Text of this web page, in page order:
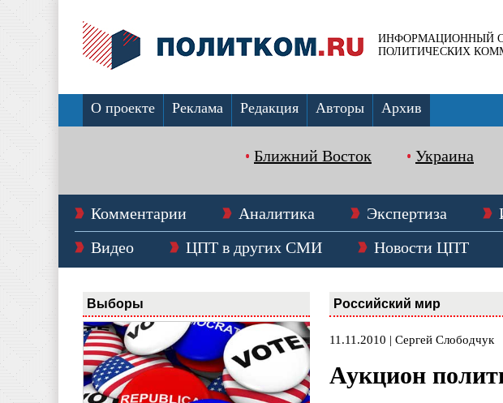
ИНФОРМАЦИОННЫЙ
ПОЛИТИЧЕСКИХ
О проекте Реклама Редакция Авторы Архив
Ближний Восток Украина
Комментарии Аналитика Экспертиза
Видео
ЦПТ в других СМИ Новости ЦПТ
Выборы Российский мир
11.11.2010 | Сергей Слободчук
Аукцион